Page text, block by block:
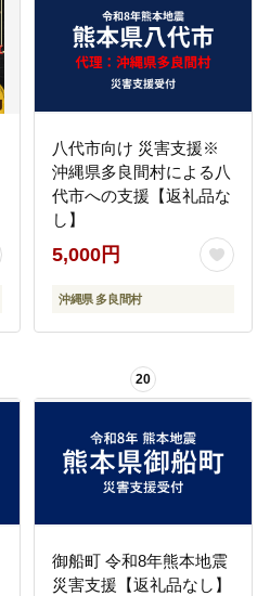
八代市向け 災害支援※
沖縄県多良間村による八
代市への支援【返礼品な
し】
5,000円
沖縄県 多良間村
20
御船町 令和8年熊本地震
災害支援【返礼品なし】